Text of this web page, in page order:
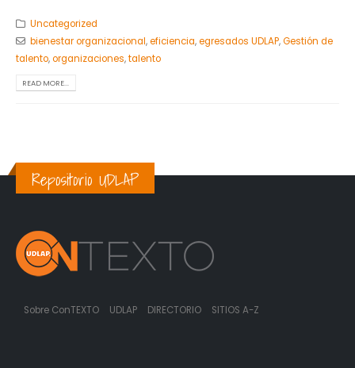
Uncategorized
bienestar organizacional,eficiencia,egresados UDLAP,Gestión de
talento,organizaciones,talento
READ MORE...
Repositorio UDLAP
Sobre ConTEXTO UDLAP DIRECTORIO SITIOS A-Z